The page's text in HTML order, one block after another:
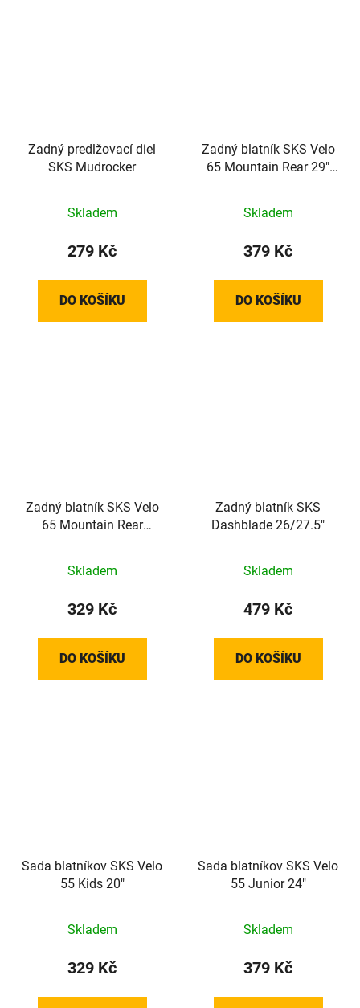
Zadný predlžovací diel
SKS Mudrocker
Skladem
279 Kč
DO KOŠÍKU
Zadný blatník SKS Velo
65 Mountain Rear 29"
Skladem
379 Kč
DO KOŠÍKU
Zadný blatník SKS Velo
65 Mountain Rear
Skladem
329 Kč
DO KOŠÍKU
Zadný blatník SKS
Dashblade 26/27.5"
Skladem
479 Kč
DO KOŠÍKU
Sada blatníkov SKS Velo
55 Kids 20"
Skladem
329 Kč
Sada blatníkov SKS Velo
55 Junior 24"
Skladem
379 Kč